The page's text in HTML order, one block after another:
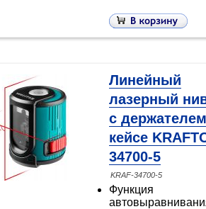
Линейный
лазерный
с
кейсе
34700-5
KRAF-34700-5
Функция